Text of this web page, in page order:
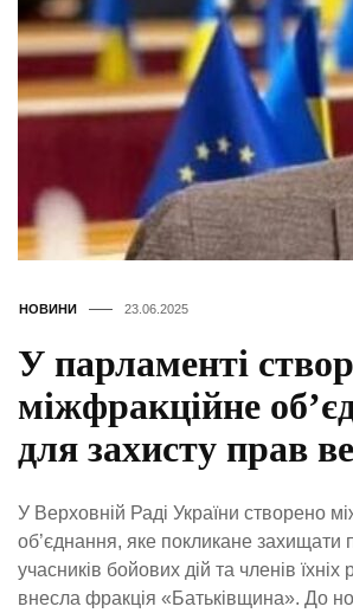
НОВИНИ 23.06.2025
У парламенті
міжфракційне
для захисту прав
У Верховній Раді України створено
об’єднання, яке покликане захищати
учасників бойових дій та членів їхніх
внесла фракція «Батьківщина». До